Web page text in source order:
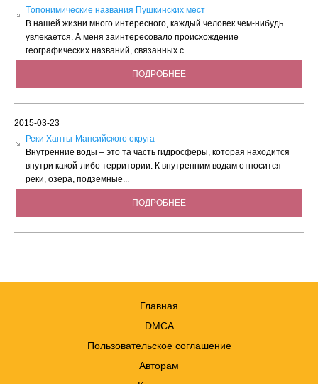
Tопонимические названия Пушкинских мест
В нашей жизни много интересного, каждый человек чем-нибудь
увлекается. А меня заинтересовало происхождение
географических названий, связанных с...
ПОДРОБНЕЕ
2015-03-23
Реки Ханты-Мансийского округа
Внутренние воды – это та часть гидросферы, которая находится
внутри какой-либо территории. К внутренним водам относится
реки, озера, подземные...
ПОДРОБНЕЕ
Главная
DMCA
Пользовательское соглашение
Авторам